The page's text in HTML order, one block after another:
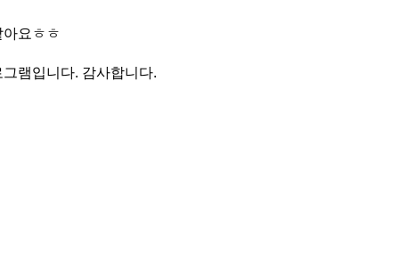
요ㅎㅎ
램입니다. 감사합니다.